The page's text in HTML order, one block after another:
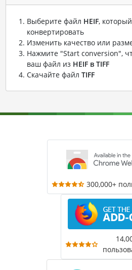
Выберите файл HEIF,
конвертировать
Изменить качество или
Нажмите "Start conversion",
ваш файл из HEIF в TIFF
Скачайте файл TIFF
300,000+